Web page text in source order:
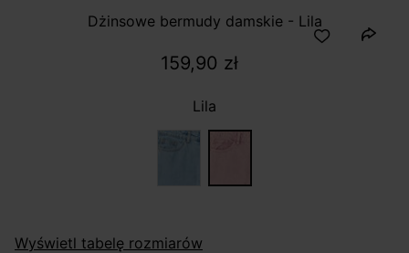
Dżinsowe bermudy damskie - Lila
159,90 zł
Lila
Wyświetl tabelę rozmiarów